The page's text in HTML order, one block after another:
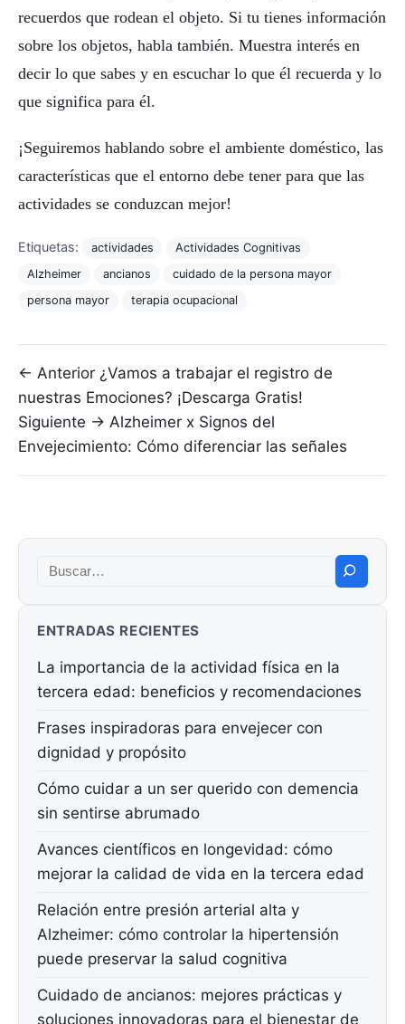
recuerdos que rodean el objeto. Si tu tienes información
sobre los objetos, habla también. Muestra interés en
decir lo que sabes y en escuchar lo que él recuerda y lo
que significa para él.
¡Seguiremos hablando sobre el ambiente doméstico, las
características que el entorno debe tener para que las
actividades se conduzcan mejor!
Etiquetas: actividades
Actividades Cognitivas
Alzheimer
ancianos
cuidado de la persona mayor
persona mayor
terapia ocupacional
Navegación de entradas
← Anterior ¿Vamos a trabajar el registro de
nuestras Emociones? ¡Descarga Gratis!
Siguiente → Alzheimer x Signos del
Envejecimiento: Cómo diferenciar las señales
Buscar:
ENTRADAS RECIENTES
La importancia de la actividad física en la
tercera edad: beneficios y recomendaciones
Frases inspiradoras para envejecer con
dignidad y propósito
Cómo cuidar a un ser querido con demencia
sin sentirse abrumado
Avances científicos en longevidad: cómo
mejorar la calidad de vida en la tercera edad
Relación entre presión arterial alta y
Alzheimer: cómo controlar la hipertensión
puede preservar la salud cognitiva
Cuidado de ancianos: mejores prácticas y
soluciones innovadoras para el bienestar de